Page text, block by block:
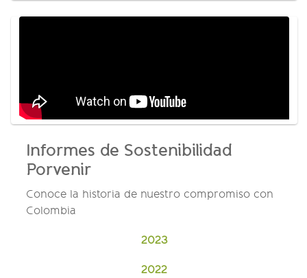
Informes de Sostenibilidad
Porvenir
Conoce la historia de nuestro compromiso con
Colombia
2023
2022